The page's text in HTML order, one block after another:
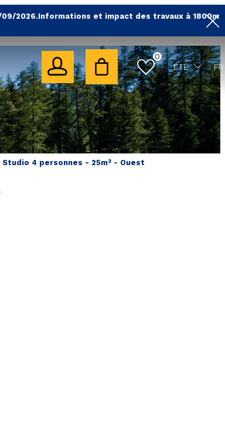
2026.Informations et impact des travaux à 1800m
0
ÉTÉ
FR
Studio 4 personnes - 25m² - Ouest